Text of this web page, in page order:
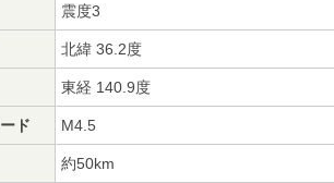
震度3
北緯 36.2度
東経 140.9度
ド M4.5
約50km